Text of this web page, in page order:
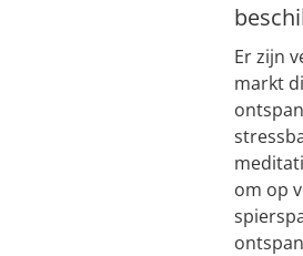
Er zijn
markt
om op